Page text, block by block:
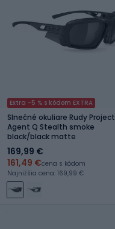
Extra -5 % s kódom EXTRA
Slnečné okuliare Rudy Project
Agent Q Stealth smoke
black/black matte
169,99 €
161,49 €cena s kódom
Najnižšia cena: 169,99 €